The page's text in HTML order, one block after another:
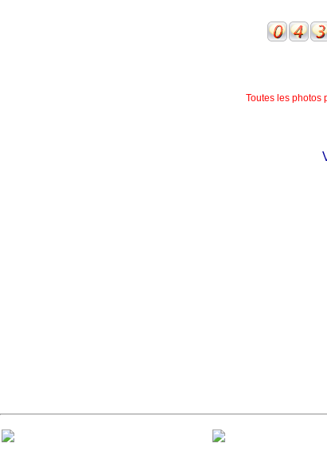
Toutes les photos